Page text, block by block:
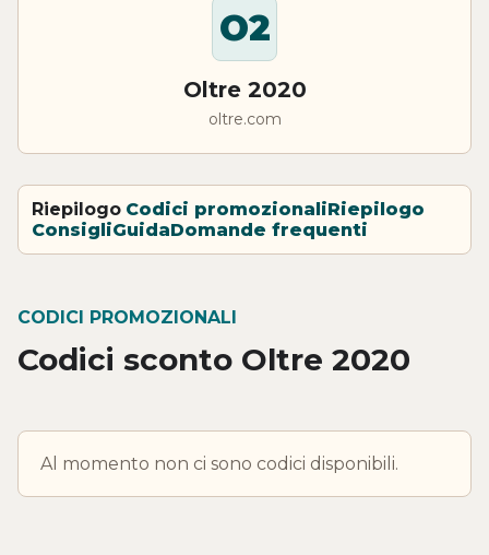
O2
Oltre 2020
oltre.com
Riepilogo Codici promozionaliRiepilogo
ConsigliGuidaDomande frequenti
CODICI PROMOZIONALI
Codici sconto Oltre 2020
Al momento non ci sono codici disponibili.